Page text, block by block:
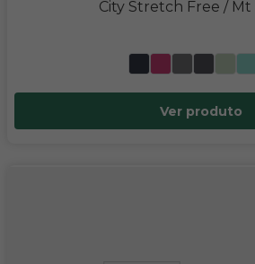
City Stretch Free / Mt
Ver produto